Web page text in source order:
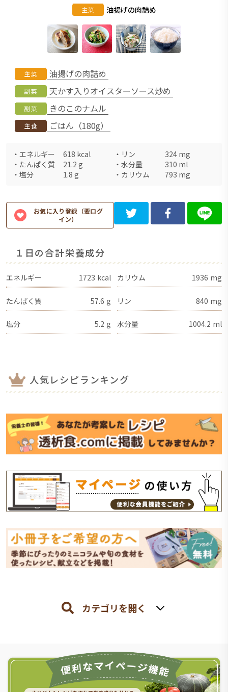
主菜 油揚げの肉詰め
主菜 油揚げの肉詰め
副菜 天かす入りオイスターソース炒め
副菜 きのこのナムル
主食 ごはん（180g）
・ エネルギー 618 kcal ・ リン 324 mg
・ たんぱく質 21.2 g ・ 水分量 310 ml
・ 塩分 1.8 g ・ カリウム 793 mg
お気に入り登録（要ログ
イン）
１日の合計栄養成分
エネルギー 1723 kcal カリウム 1936 mg
たんぱく質 57.6 g リン 840 mg
塩分 5.2 g 水分量 1004.2 ml
人気レシピランキング
カテゴリを開く